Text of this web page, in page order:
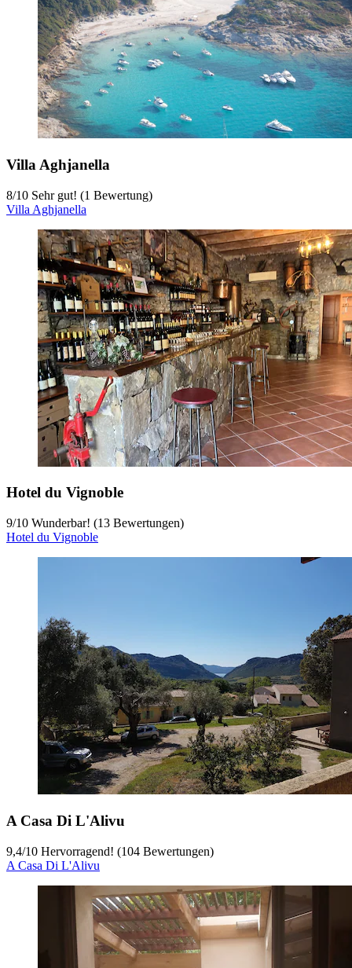
Villa Aghjanella
8/10 Sehr gut! (1 Bewertung)
Villa Aghjanella
Hotel du Vignoble
9/10 Wunderbar! (13 Bewertungen)
Hotel du Vignoble
A Casa Di L'Alivu
9,4/10 Hervorragend! (104 Bewertungen)
A Casa Di L'Alivu